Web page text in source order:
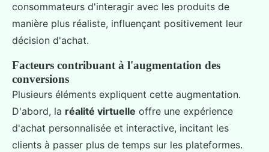
consommateurs d'interagir avec les produits de
manière plus réaliste, influençant positivement leur
décision d'achat.
Facteurs contribuant à l'augmentation des
conversions
Plusieurs éléments expliquent cette augmentation.
D'abord, la réalité virtuelle offre une expérience
d'achat personnalisée et interactive, incitant les
clients à passer plus de temps sur les plateformes.